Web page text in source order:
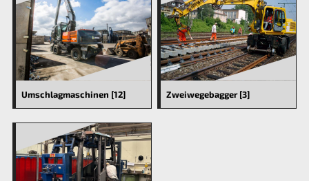
Umschlagmaschinen [12] Zweiwegebagger [3]